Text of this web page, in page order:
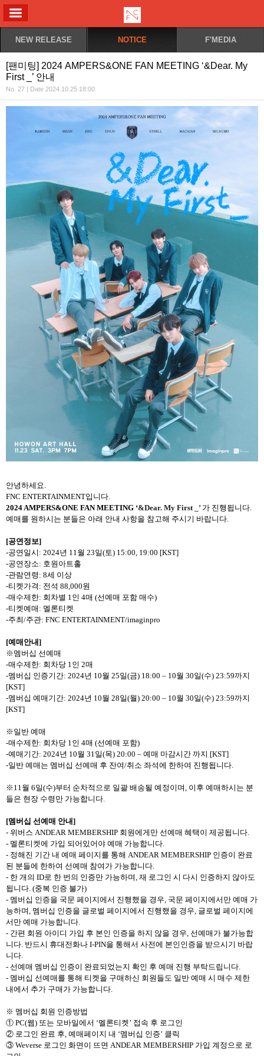
NEW RELEASE NOTICE F'MEDIA
[팬미팅] 2024 AMPERS&ONE FAN MEETING ‘&Dear. My
First _’ 안내
No. 27 | Date 2024.10.25 18:00
안녕하세요
FNC ENTERTAINMENT입니다
2024 AMPERS&ONE FAN MEETING ‘&Dear. My First _’ 가 진행됩니다
예매를 원하시는 분들은 아래 안내 사항을 참고해 주시기 바랍니다
[공연정보]
-공연일시 : 2024년 11 월 23일(토) 15:00, 19:00 [KST]
-공연장소: 호원아트홀
-관람연령 : 8세 이상
-티켓가격 : 전석 88,000원
-매수제한: 회차별 1 인 4매 (선예매 포함 매수)
-티켓예매 : 멜론티켓
-주최/주관: FNC ENTERTAINMENT/imaginpro
[예매안내]
※멤버십 선예매
-매수제한: 회차당 1 인 2매
-멤버십 인증기간: 2024년 10월 25일(금) 18:00 – 10월 30일(수) 23:59까지
[KST]
-멤버십 예매기간: 2024년 10월 28일(월) 20:00 – 10월 30일(수) 23:59까지
[KST]
※일반 예매
-매수제한: 회차당 1 인 4매 (선예매 포함)
-예매기간: 2024년 10월 31 일(목) 20:00 – 예매 마감시간 까지 [KST]
-일반 예매는 멤버십 선예매 후 잔여/취소 좌석에 한하여 진행됩니다
※ 11 월 6일(수)부터 순차적으로 일괄 배송될 예정이며 이후 예매하시는 분
들은 현장 수령만 가능합니다
[멤버십 선예매 안내]
- 위버스 ANDEAR MEMBERSHIP 회원에게만 선예매 혜택이 제공됩니다
- 멜론티켓에 가입 되어있어야 예매 가능합니다
- 정해진 기간 내 예매 페이지를 통해 ANDEAR MEMBERSHIP 인증이 완료
된 분들에 한하여 선예매 참여가 가능합니다
- 한 개의 ID로 한 번의 인증만 가능하며 재 로그인 시 다시 인증하지 않아도
됩니다 . (중복 인증 불가)
- 멤버십 인증을 국문 페이지에서 진행했을 경우 국문 페이지에서만 예매 가
능하며 멤버십 인증을 글로벌 페이지에서 진행했을 경우 글로벌 페이지에
서만 예매 가능합니다
- 간편 회원 아이디 가입 후 본인 인증을 하지 않을 경우 선예매가 불가능합
니다 반드시 휴대전화나 I-PIN을 통해서 사전에 본인인증을 받으시기 바랍
니다
- 선예매 멤버십 인증이 완료되었는지 확인 후 예매 진행 부탁드립니다
- 멤버십 선예매를 통해 티켓을 구매하신 회원들도 일반 예매 시 매수 제한
내에서 추가 구매가 가능합니다
※ 멤버십 회원 인증방법
① PC(웹) 또는 모바일에서 ‘멜론티켓 ’ 접속 후 로그인
② 로그인 완료 후 예매페이지 내 ‘멤버십 인증’ 클릭
③ Weverse 로그인 화면이 뜨면 ANDEAR MEMBERSHIP 가입 계정으로 로